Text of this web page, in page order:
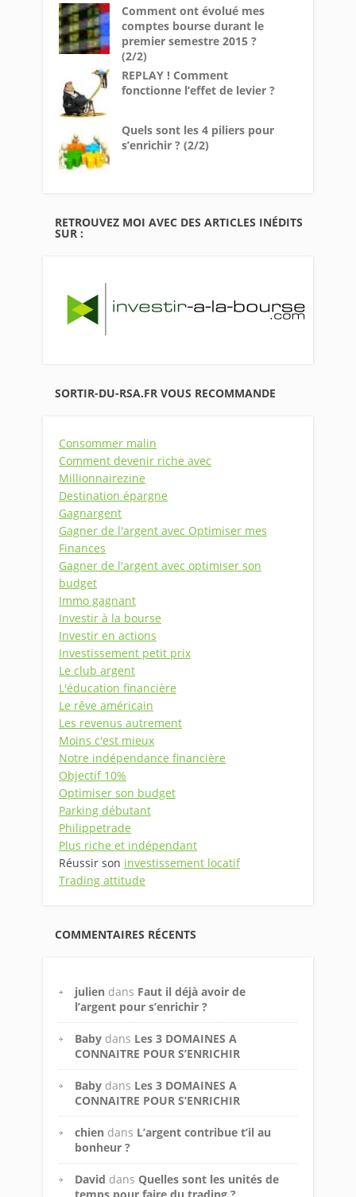
Comment ont évolué mes
comptes bourse durant le
premier semestre 2015 ?
(2/2)
REPLAY ! Comment
fonctionne l’effet de levier ?
Quels sont les 4 piliers pour
s’enrichir ? (2/2)
RETROUVEZ MOI AVEC DES ARTICLES INÉDITS
SUR :
SORTIR-DU-RSA.FR VOUS RECOMMANDE
Consommer malin
Comment devenir riche avec
Millionnairezine
Destination épargne
Gagnargent
Gagner de l'argent avec Optimiser mes
Finances
Gagner de l'argent avec optimiser son
budget
Immo gagnant
Investir à la bourse
Investir en actions
Investissement petit prix
Le club argent
L'éducation financière
Le rêve américain
Les revenus autrement
Moins c'est mieux
Notre indépendance financière
Objectif 10%
Optimiser son budget
Parking débutant
Philippetrade
Plus riche et indépendant
Réussir son investissement locatif
Trading attitude
COMMENTAIRES RÉCENTS
julien dans Faut il déjà avoir de
l’argent pour s’enrichir ?
Baby dans Les 3 DOMAINES A
CONNAITRE POUR S’ENRICHIR
Baby dans Les 3 DOMAINES A
CONNAITRE POUR S’ENRICHIR
chien dans L’argent contribue t’il au
bonheur ?
David dans Quelles sont les unités de